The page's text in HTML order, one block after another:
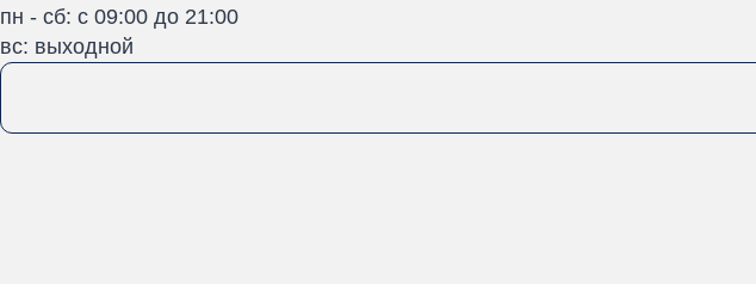
пн - сб: с 09:00 до 21:00
вс: выходной